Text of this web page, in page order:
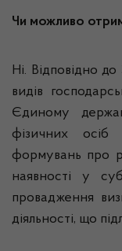
Чи можливо
Ні. Відповідно
видів
Єдиному
фізичних осіб
формувань про
наявності у
провадження
діяльності, що